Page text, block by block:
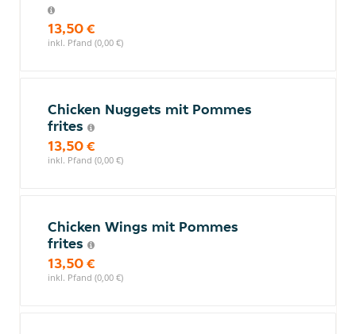
13,50 €
inkl. Pfand (0,00 €)
Chicken Nuggets mit Pommes
frites
13,50 €
inkl. Pfand (0,00 €)
Chicken Wings mit Pommes
frites
13,50 €
inkl. Pfand (0,00 €)